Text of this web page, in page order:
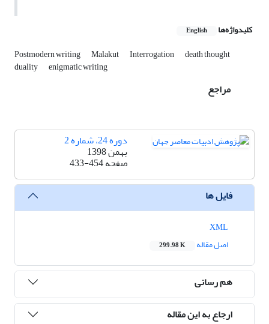
کلیدواژه‌ها English
Postmodern writing Malakut Interrogation death thought
duality enigmatic writing
مراجع
دوره 24، شماره 2
بهمن 1398
صفحه433-454
فایل ها
اصل مقاله
299.98 K
هم رسانی
ارجاع به این مقاله